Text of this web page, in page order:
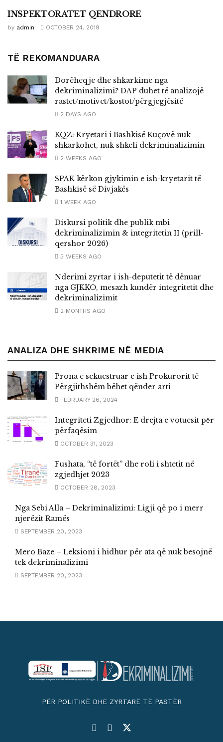
INSTITUCIONE TË TJERA
INSPEKTORATET QENDRORE
by admin OCTOBER 24, 2019
TË REKOMANDUARA
Dorëheqje dhe shkarkime nga
dekriminalizimi? DAP duhet të analizojë
rastet/motivet/kostot/përgjegjësitë
2 DAYS AGO
KQZ: Kryetari i Bashkisë Kuçovë nuk
shkarkohet, nuk shkeli dekriminalizimin
2 WEEKS AGO
SPAK kërkon gjykimin e ish-kryetarit të
Bashkisë së Divjakës
1 WEEK AGO
Diskursi politik dhe publik mbi
dekriminalizimin & integritetin II (prill-
qershor 2026)
3 WEEKS AGO
Nderimi zyrtar i ish-deputetit të dënuar
nga GJKKO, mesazh kundër integritetit dhe
dekriminalizimit
2 MONTHS AGO
ANALIZA DHE SHKRIME NË MEDIA
Prona e sekuestruar e ish Prokurorit të
Përgjithshëm bëhet qënder arti
FEBRUARY 26, 2024
Integriteti Zgjedhor: E drejta e votuesit pёr
përfaqësim
OCTOBER 31, 2023
Fushata, “të fortët” dhe roli i shtetit në
zgjedhjet 2023
OCTOBER 28, 2023
Nga Sebi Alla – Dekriminalizimi: Ligji që po i merr
njerëzit Ramës
SEPTEMBER 20, 2023
Mero Baze – Leksioni i hidhur për ata që nuk besojnë
tek dekriminalizimi
SEPTEMBER 20, 2023
PËR POLITIKË DHE ZYRTARË TË PASTËR